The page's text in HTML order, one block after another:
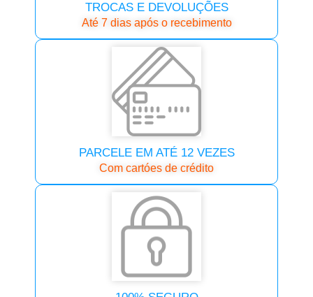
TROCAS E DEVOLUÇÕES
Até 7 dias após o recebimento
PARCELE EM ATÉ 12 VEZES
Com cartóes de crédito